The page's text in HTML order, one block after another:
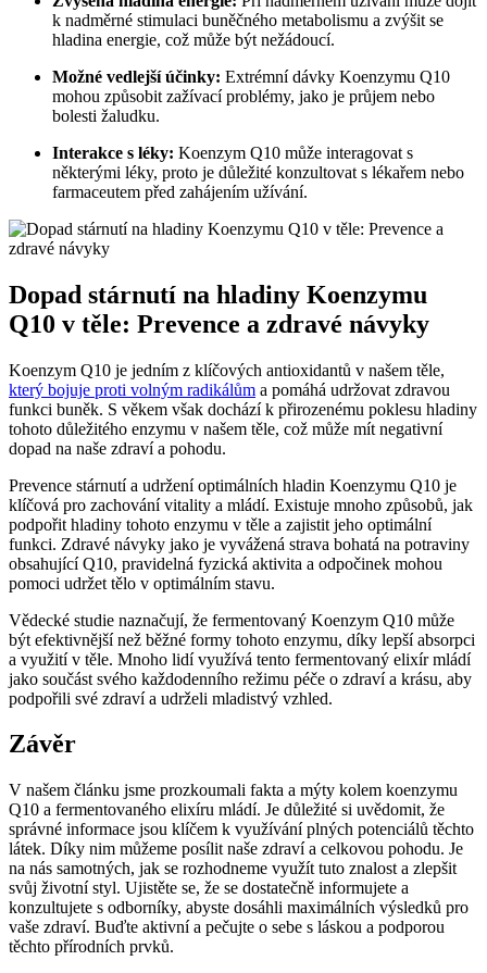
k nadměrné stimulaci buněčného metabolismu a zvýšit se
hladina energie, což může být nežádoucí.
Možné vedlejší účinky: Extrémní dávky Koenzymu Q10
mohou způsobit zažívací problémy, jako je průjem nebo
bolesti žaludku.
Interakce s léky: Koenzym Q10 může interagovat s
některými léky, proto je důležité konzultovat s lékařem nebo
farmaceutem před zahájením užívání.
Dopad stárnutí na hladiny Koenzymu
Q10 v těle: Prevence a zdravé návyky
Koenzym Q10 je jedním z klíčových antioxidantů v našem těle,
který bojuje proti volným radikálům a pomáhá udržovat zdravou
funkci buněk. S věkem však dochází k přirozenému poklesu hladiny
tohoto důležitého enzymu v našem těle, což může mít negativní
dopad na naše zdraví a pohodu.
Prevence stárnutí a udržení optimálních hladin Koenzymu Q10 je
klíčová pro zachování vitality a mládí. Existuje mnoho způsobů, jak
podpořit hladiny tohoto enzymu v těle a zajistit jeho optimální
funkci. Zdravé návyky jako je vyvážená strava bohatá na potraviny
obsahující Q10, pravidelná fyzická aktivita a odpočinek mohou
pomoci udržet tělo v optimálním stavu.
Vědecké studie naznačují, že fermentovaný Koenzym Q10 může
být efektivnější než běžné formy tohoto enzymu, díky lepší absorpci
a využití v těle. Mnoho lidí využívá tento fermentovaný elixír mládí
jako součást svého každodenního režimu péče o zdraví a krásu, aby
podpořili své zdraví a udrželi mladistvý vzhled.
Závěr
V našem článku jsme prozkoumali fakta a mýty kolem koenzymu
Q10 a fermentovaného elixíru mládí. Je důležité si uvědomit, že
správné informace jsou klíčem k využívání plných potenciálů těchto
látek. Díky nim můžeme posílit naše zdraví a celkovou pohodu. Je
na nás samotných, jak se rozhodneme využít tuto znalost a zlepšit
svůj životní styl. Ujistěte se, že se dostatečně informujete a
konzultujete s odborníky, abyste dosáhli maximálních výsledků pro
vaše zdraví. Buďte aktivní a pečujte o sebe s láskou a podporou
těchto přírodních prvků.